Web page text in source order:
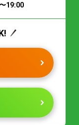
19:00